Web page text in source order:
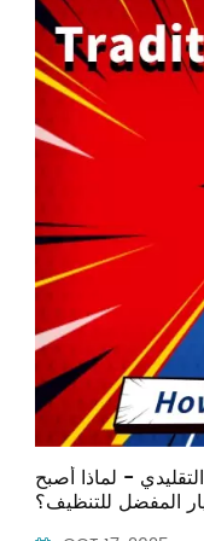
Indonesia
中文
- لماذا أصبح
المفضل للتنظيف؟